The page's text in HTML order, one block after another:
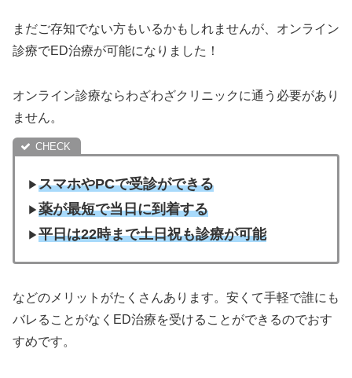
まだご存知でない方もいるかもしれませんが、オンライン
診療でED治療が可能になりました！
オンライン診療ならわざわざクリニックに通う必要があり
ません。
▶︎スマホやPCで受診ができる
▶︎薬が最短で当日に到着する
▶︎平日は22時まで土日祝も診療が可能
などのメリットがたくさんあります。安くて手軽で誰にも
バレることがなくED治療を受けることができるのでおす
すめです。